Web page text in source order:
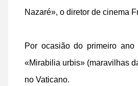
Nazaré», o diretor de cinema
Por ocasião do primeiro
«Mirabilia urbis» (maravilhas
no Vaticano.